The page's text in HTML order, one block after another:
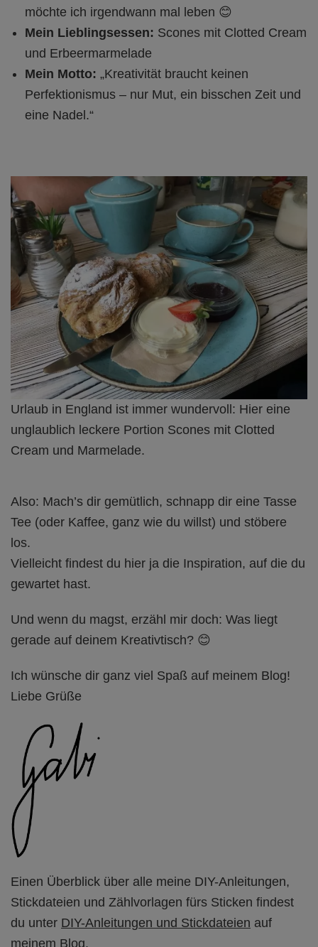
möchte ich irgendwann mal leben 😊
Mein Lieblingsessen: Scones mit Clotted Cream
und Erbeermarmelade
Mein Motto: „Kreativität braucht keinen
Perfektionismus – nur Mut, ein bisschen Zeit und
eine Nadel.“
Urlaub in England ist immer wundervoll: Hier eine
unglaublich leckere Portion Scones mit Clotted
Cream und Marmelade.
Also: Mach’s dir gemütlich, schnapp dir eine Tasse
Tee (oder Kaffee, ganz wie du willst) und stöbere
los.
Vielleicht findest du hier ja die Inspiration, auf die du
gewartet hast.
Und wenn du magst, erzähl mir doch: Was liegt
gerade auf deinem Kreativtisch? 😊
Ich wünsche dir ganz viel Spaß auf meinem Blog!
Liebe Grüße
Einen Überblick über alle meine DIY-Anleitungen,
Stickdateien und Zählvorlagen fürs Sticken findest
du unter DIY-Anleitungen und Stickdateien auf
meinem Blog.